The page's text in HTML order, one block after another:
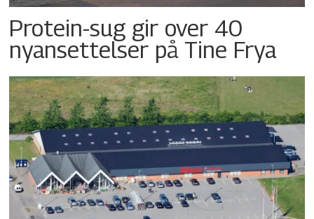
Protein-sug gir over 40
nyansettelser på Tine Frya